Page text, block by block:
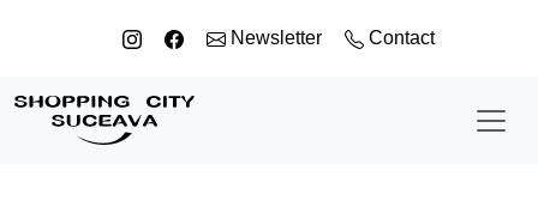
Newsletter
Contact